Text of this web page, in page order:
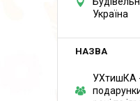
Україна
УХтишКА -